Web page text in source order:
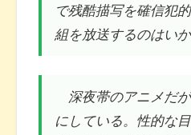
で残酷描写を確信犯
組を放送するのはいか
深夜帯のアニメだ
にしている。性的な